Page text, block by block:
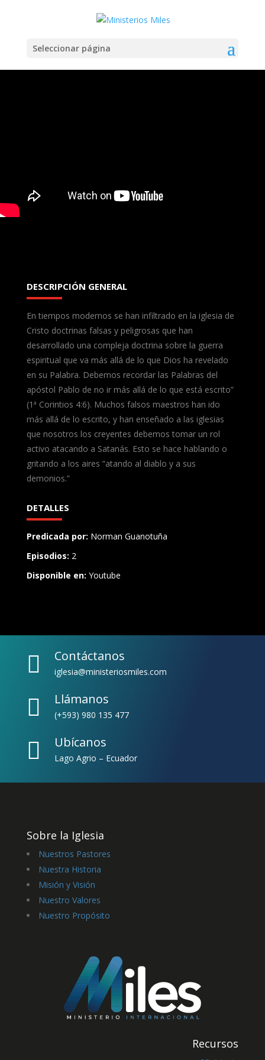
Seleccionar página
DESCRIPCIÓN GENERAL
En tiempos modernos se han infiltrado en la iglesia de
Cristo doctrinas falsas y peligrosas que han
desarrollado una compleja doctrina sobre la guerra
espiritual que va más allá de lo que Dios ha revelado
en su Palabra. Debemos recordar las Palabras del
apóstol Pablo de no ir más allá de lo que está escrito”
(1ª Corintios 4:6). Muchos falsos maestros han ido
más allá de lo escrito, y han enseñado a las iglesias
que nosotros los creyentes debemos tomar un rol
activo atacando a Satanás. Esto se hace hablando o
gritando a los aires “atando al diablo y a sus
demonios.”
DETALLES
Predicada por: Norman Guanotuña
Episodios: 2
Disponible en: Youtube
 Contáctanos
iglesia@ministeriosmiles.com
 Llámanos
(+593) 980 135 477
 Ubícanos
Lago Agrio – Ecuador
Sobre la Iglesia
Nuestros Pastores
Nuestra Historia
Misión y Visión
Nuestro Valores
Nuestro Propósito
Recursos